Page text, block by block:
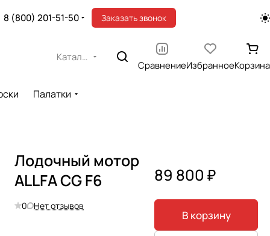
8 (800) 201-51-50 Заказать звонок
Каталог
СравнениеИзбранноеКорзина
Палатки
Лодочный мотор
ALLFA CG F6
0 Нет отзывов
89 800 ₽
В корзину